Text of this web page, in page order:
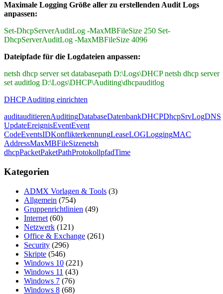
Maximale Logging Größe aller zu erstellenden Audit Logs
anpassen:
Set-DhcpServerAuditLog -MaxMBFileSize 250 Set-
DhcpServerAuditLog -MaxMBFileSize 4096
Dateipfade für die Logdateien anpassen:
netsh dhcp server set databasepath D:\Logs\DHCP netsh dhcp server
set auditlog D:\Logs\DHCP\Auditing\dhcpauditlog
DHCP Auditing einrichten
auditauditierenAuditingDatabaseDatenbankDHCPDhcpSrvLogDNS
UpdateEreignisEventEvent
CodeEventsIDKonflikterkennungLeaseLOGLoggingMAC
AddressMaxMBFileSizenetsh
dhcpPacketPaketPathProtokollpfadTime
Kategorien
ADMX Vorlagen & Tools (3)
Allgemein (754)
Gruppenrichtlinien (49)
Internet (60)
Netzwerk (121)
Office & Exchange (261)
Security (296)
Skripte (546)
Windows 10 (221)
Windows 11 (43)
Windows 7 (76)
Windows 8 (68)